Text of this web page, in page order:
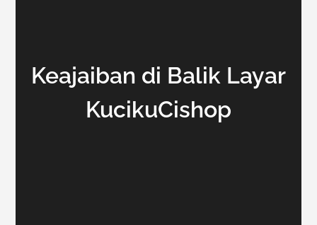
Keajaiban di Balik Layar
KucikuCishop